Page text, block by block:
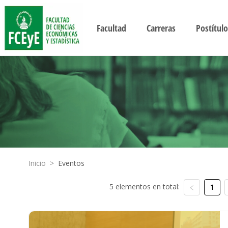
Facultad Carreras
Inicio > Eventos
5 elementos en total: 1